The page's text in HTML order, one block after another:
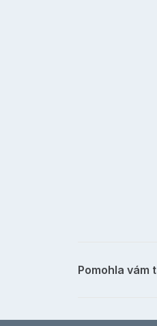
Pomohla vám